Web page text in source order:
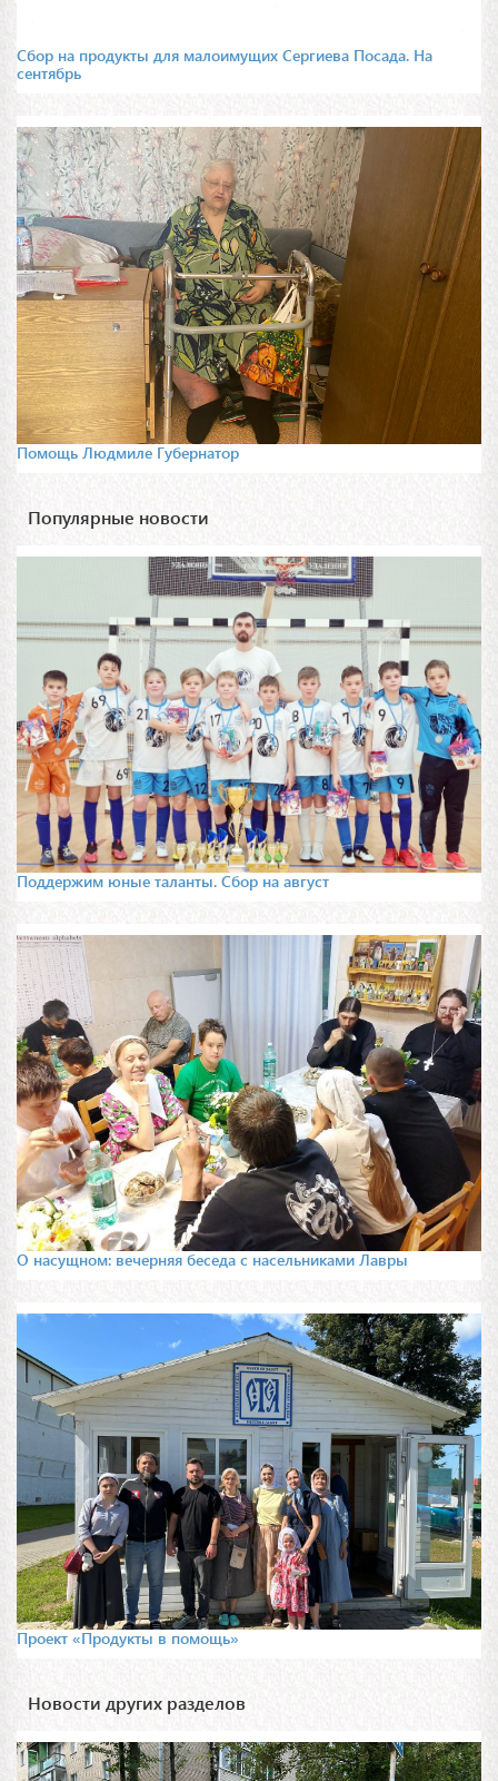
Сбор на продукты для малоимущих Сергиева Посада. На
сентябрь
Помощь Людмиле Губернатор
Популярные новости
Поддержим юные таланты. Сбор на август
О насущном: вечерняя беседа с насельниками Лавры
Проект «Продукты в помощь»
Новости других разделов